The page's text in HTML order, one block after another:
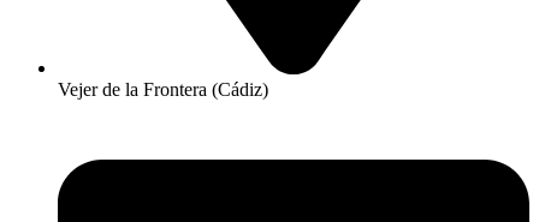
Vejer de la Frontera (Cádiz)